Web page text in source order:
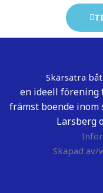
Skärsätra
en ideell förening
främst boende inom
Larsberg
Skapad